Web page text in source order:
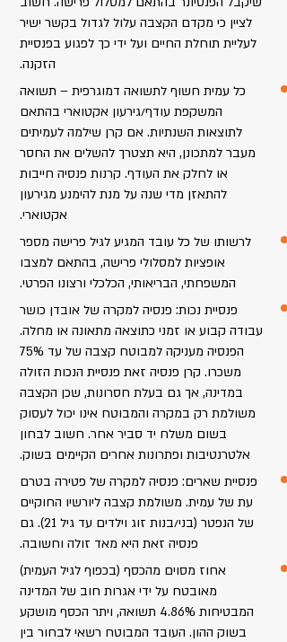
לציין כי מקדם הקצבה עלול לגדול בקשר ישיר
לעליית תוחלת החיים ועל ידי כך לפגוע בפנסיית
הזקנה.
כל עמית חשוף לתשואה דמוגרפית – תשואה
המשקפת עודף/גירעון אקטוארי בהתאם
לתוצאות השנתיות. אם קרן שילמה לעמיתים
מעבר למתכונן, היא תצטרך להשלים את החסר
או לחלק את העודף. קרנות פנסיה חייבות
להתאזן מדי שנה על מנת להימנע מגירעון
אקטוארי.
לרשותו של כל עובד המגיע לגיל פרישה מספר
אופציות למסלולי פרישה, בהתאם למצבו
המשפחתי, הבריאותי, הכלכלי ורצונו הפרטי.
פנסיית נכות: פנסיה למקרה של אובדן כושר
עבודה קבוע או זמני כתוצאה מתאונה או מחלה.
הפנסיה מעניקה למבוטח קצבה של עד 75%
משכרו. קרן פנסיה זאת פנסיית הנכות הזולה
במדינה, אך גם בעלת חסרונות, שכן הקצבה
משולמת רק במקרה והמבוטח אינו יכול לעסוק
בשום משלח יד סביר אחר. חשוב לבחון
אלטרנטיבות ופתרונות אחרים הקיימים בשוק.
פנסיית שארים: פנסיה למקרה של פטירה בטרם
עת של עמית. משולמת קצבה ליורשיו החוקיים
של הנפטר (בני/בנות זוג וילדים עד גיל 21). גם
פנסיה זאת היא מאד זולה וחשובה.
אחוז מסוים מהכסף (בכפוף לגיל העמית)
מאובטח על ידי אגרות חוב של המדינה
המבטיחות 4.86% תשואה, ויתר הכסף מושקע
בשוק ההון. העובד המבוטח רשאי לבחור בין